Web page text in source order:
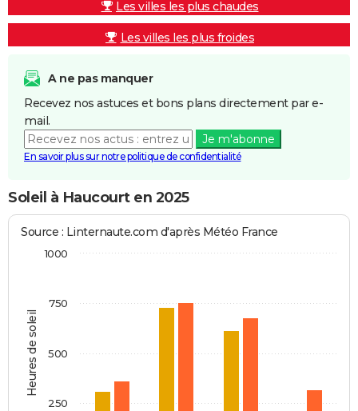
Les villes les plus chaudes
Les villes les plus froides
A ne pas manquer
Recevez nos astuces et bons plans directement par e-
mail.
Je m'abonne
En savoir plus sur notre politique de confidentialité
Soleil à Haucourt en 2025
Heures de soleil
Source : Linternaute.com d'après Météo France
250
500
750
1000